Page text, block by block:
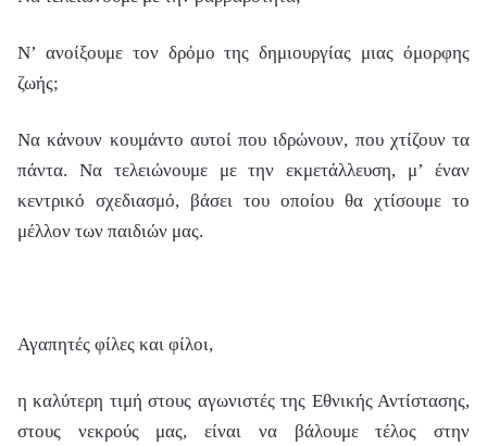
Ν’ ανοίξουμε τον δρόμο της δημιουργίας μιας όμορφης
ζωής;
Να κάνουν κουμάντο αυτοί που ιδρώνουν, που χτίζουν τα
πάντα. Να τελειώνουμε με την εκμετάλλευση, μ’ έναν
κεντρικό σχεδιασμό, βάσει του οποίου θα χτίσουμε το
μέλλον των παιδιών μας.
Αγαπητές φίλες και φίλοι,
η καλύτερη τιμή στους αγωνιστές της Εθνικής Αντίστασης,
στους νεκρούς μας, είναι να βάλουμε τέλος στην